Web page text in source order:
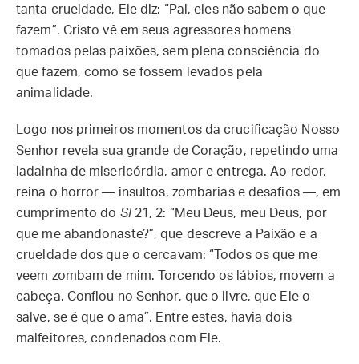
tanta crueldade, Ele diz: “Pai, eles não sabem o que
fazem”. Cristo vê em seus agressores homens
tomados pelas paixões, sem plena consciência do
que fazem, como se fossem levados pela
animalidade.
Logo nos primeiros momentos da crucificação Nosso
Senhor revela sua grande de Coração, repetindo uma
ladainha de misericórdia, amor e entrega. Ao redor,
reina o horror — insultos, zombarias e desafios —, em
cumprimento do Sl 21, 2: “Meu Deus, meu Deus, por
que me abandonaste?”, que descreve a Paixão e a
crueldade dos que o cercavam: “Todos os que me
veem zombam de mim. Torcendo os lábios, movem a
cabeça. Confiou no Senhor, que o livre, que Ele o
salve, se é que o ama”. Entre estes, havia dois
malfeitores, condenados com Ele.